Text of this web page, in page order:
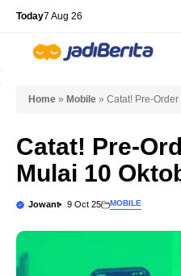
Skip
content
Today7 Aug 26
Home » Mobile » Catat! Pre-
Catat! Pre-
Mulai 10
Jowant 9 Oct 25 MOBILE